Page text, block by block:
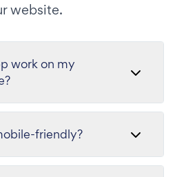
website.
work on my
friendly?